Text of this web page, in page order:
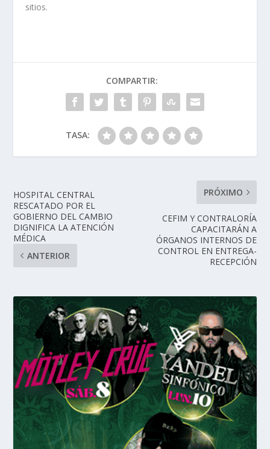
sitios.
COMPARTIR:
TASA:
HOSPITAL CENTRAL
RESCATADO POR EL
GOBIERNO DEL CAMBIO
DIGNIFICA LA ATENCIÓN
MÉDICA
ANTERIOR
PRÓXIMO
CEFIM Y CONTRALORÍA
CAPACITARÁN A
ÓRGANOS INTERNOS DE
CONTROL EN ENTREGA-
RECEPCIÓN